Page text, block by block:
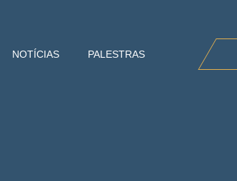
NOTÍCIAS PALESTRAS